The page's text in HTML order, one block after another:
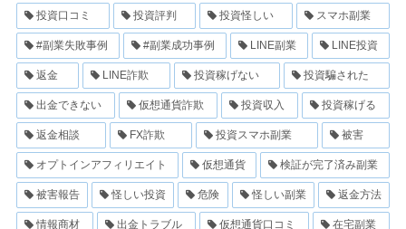
投資口コミ 投資評判 投資怪しい スマホ副業
#副業失敗事例 #副業成功事例 LINE副業 LINE投資
返金 LINE詐欺 投資稼げない 投資騙された
出金できない 仮想通貨詐欺 投資収入 投資稼げる
返金相談 FX詐欺 投資スマホ副業 被害
オプトインアフィリエイト 仮想通貨 検証が完了済み副業
被害報告 怪しい投資 危険 怪しい副業 返金方法
情報商材 出金トラブル 仮想通貨口コミ 在宅副業